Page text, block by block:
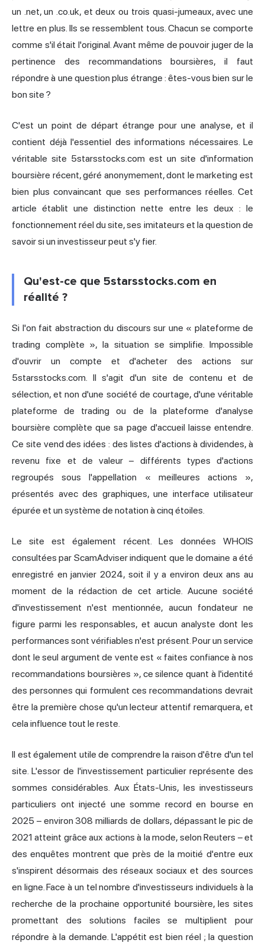
un .net, un .co.uk, et deux ou trois quasi-jumeaux, avec une
lettre en plus. Ils se ressemblent tous. Chacun se comporte
comme s'il était l'original. Avant même de pouvoir juger de la
pertinence des recommandations boursières, il faut
répondre à une question plus étrange : êtes-vous bien sur le
bon site ?
C'est un point de départ étrange pour une analyse, et il
contient déjà l'essentiel des informations nécessaires. Le
véritable site 5starsstocks.com est un site d'information
boursière récent, géré anonymement, dont le marketing est
bien plus convaincant que ses performances réelles. Cet
article établit une distinction nette entre les deux : le
fonctionnement réel du site, ses imitateurs et la question de
savoir si un investisseur peut s'y fier.
Qu'est-ce que 5starsstocks.com en
réalité ?
Si l'on fait abstraction du discours sur une « plateforme de
trading complète », la situation se simplifie. Impossible
d'ouvrir un compte et d'acheter des actions sur
5starsstocks.com. Il s'agit d'un site de contenu et de
sélection, et non d'une société de courtage, d'une véritable
plateforme de trading ou de la plateforme d'analyse
boursière complète que sa page d'accueil laisse entendre.
Ce site vend des idées : des listes d'actions à dividendes, à
revenu fixe et de valeur – différents types d'actions
regroupés sous l'appellation « meilleures actions »,
présentés avec des graphiques, une interface utilisateur
épurée et un système de notation à cinq étoiles.
Le site est également récent. Les données WHOIS
consultées par ScamAdviserindiquent que le domaine a été
enregistré en janvier 2024, soit il y a environ deux ans au
moment de la rédaction de cet article. Aucune société
d'investissement n'est mentionnée, aucun fondateur ne
figure parmi les responsables, et aucun analyste dont les
performances sont vérifiables n'est présent. Pour un service
dont le seul argument de vente est « faites confiance à nos
recommandations boursières », ce silence quant à l'identité
des personnes qui formulent ces recommandations devrait
être la première chose qu'un lecteur attentif remarquera, et
cela influence tout le reste.
Il est également utile de comprendre la raison d'être d'un tel
site. L'essor de l'investissement particulier représente des
sommes considérables. Aux États-Unis, les investisseurs
particuliers ont injecté une somme record en bourse en
2025 – environ 308 milliards de dollars, dépassant le pic de
2021 atteint grâce aux actions à la mode, selon Reuters – et
des enquêtes montrent que près de la moitié d'entre eux
s'inspirent désormais des réseaux sociaux et des sources
en ligne. Face à un tel nombre d'investisseurs individuels à la
recherche de la prochaine opportunité boursière, les sites
promettant des solutions faciles se multiplient pour
répondre à la demande. L'appétit est bien réel ; la question